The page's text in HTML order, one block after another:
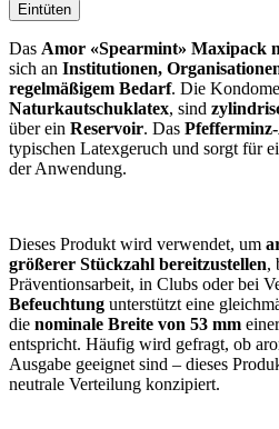
Eintüten
Das Amor «Spearmint» Maxipack
sich an Institutionen,
regelmäßigem Bedarf. Die
Naturkautschuklatex, sind
über ein Reservoir. Das
typischen Latexgeruch und sorgt für
der Anwendung.
Dieses Produkt wird verwendet, um
größerer Stückzahl bereitzustellen,
Präventionsarbeit, in Clubs oder bei
Befeuchtung unterstützt eine
die nominale Breite von 53 mm
entspricht. Häufig wird gefragt, ob
Ausgabe geeignet sind – dieses
neutrale Verteilung konzipiert.